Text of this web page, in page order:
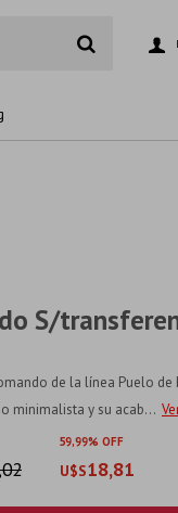
S/
de la línea Puelo de
minimalista y su acab...
59 99
U$S18,81